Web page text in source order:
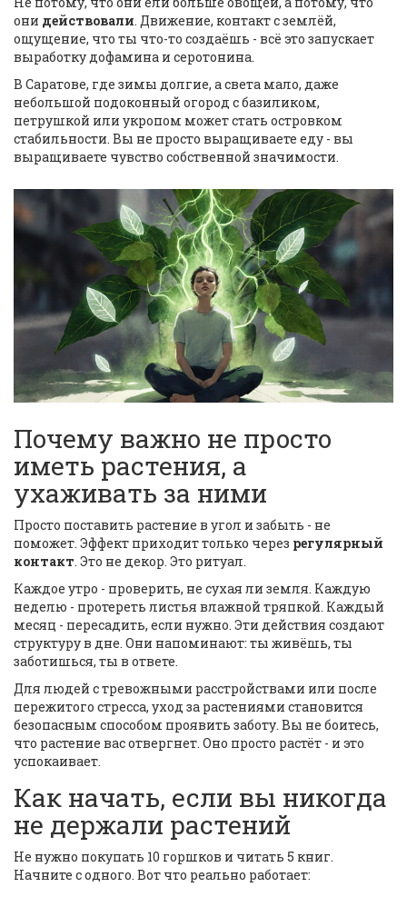
они действовали. Движение, контакт с землёй,
ощущение, что ты что-то создаёшь - всё это запускает
выработку дофамина и серотонина.
В Саратове, где зимы долгие, а света мало, даже
небольшой подоконный огород с базиликом,
петрушкой или укропом может стать островком
стабильности. Вы не просто выращиваете еду - вы
выращиваете чувство собственной значимости.
Почему важно не просто
иметь растения, а
ухаживать за ними
Просто поставить растение в угол и забыть - не
поможет. Эффект приходит только через регулярный
контакт. Это не декор. Это ритуал.
Каждое утро - проверить, не сухая ли земля. Каждую
неделю - протереть листья влажной тряпкой. Каждый
месяц - пересадить, если нужно. Эти действия создают
структуру в дне. Они напоминают: ты живёшь, ты
заботишься, ты в ответе.
Для людей с тревожными расстройствами или после
пережитого стресса, уход за растениями становится
безопасным способом проявить заботу. Вы не боитесь,
что растение вас отвергнет. Оно просто растёт - и это
успокаивает.
Как начать, если вы никогда
не держали растений
Не нужно покупать 10 горшков и читать 5 книг.
Начните с одного. Вот что реально работает: